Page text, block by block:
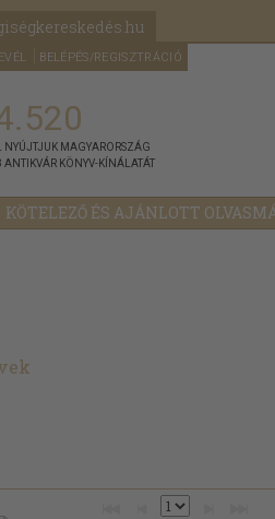
BELÉPÉS/REGISZTRÁCIÓ
KÖTELEZŐ ÉS AJÁNLOTT
MAGYARORSZÁG
ANTIKVÁR KÖNYV-KÍNÁLATÁT